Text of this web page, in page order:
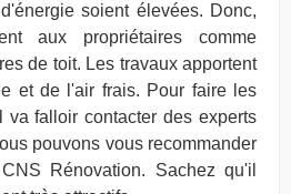
soient élevées. Donc,
aux propriétaires comme
de toit. Les travaux apportent
et de l'air frais. Pour faire les
va falloir contacter des experts
pouvons vous recommander
Rénovation. Sachez qu'il